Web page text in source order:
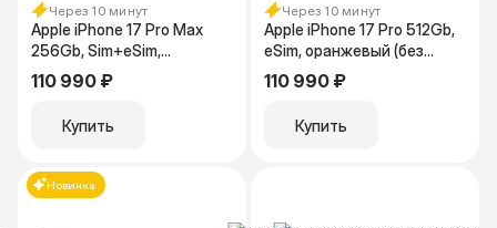
Через 10 минут
Apple iPhone 17 Pro Max
256Gb, Sim+eSim,
серебристый (без RuStore)
110 990 ₽
Купить
Через 10 минут
Apple iPhone 17 Pro 512Gb,
eSim, оранжевый (без
RuStore)
110 990 ₽
Купить
Новинка